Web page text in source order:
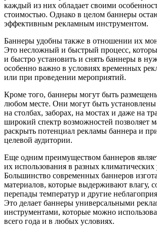
каждый из них обладает своими
стоимостью. Однако в целом баннеры
эффективным рекламным инструментом.
Баннеры удобны также в отношении их
Это несложный и быстрый процесс,
и быстро установить и снять баннеры в
особенно важно в условиях временных
или при проведении мероприятий.
Кроме того, баннеры могут быть
любом месте. Они могут быть установлены
на столбах, заборах, на мостах и даже на
широкий спектр возможностей позволяет
раскрыть потенциал рекламы баннера и
целевой аудитории.
Еще одним преимуществом баннеров
их использования в разных климатических
Большинство современных баннеров
материалов, которые выдерживают влагу,
перепады температур и другие
Это делает баннеры универсальными
инструментами, которые можно
всего года и в любых условиях.